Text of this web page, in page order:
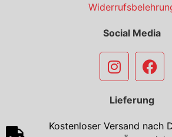
Social Media
Lieferung
Kostenloser Versand nach